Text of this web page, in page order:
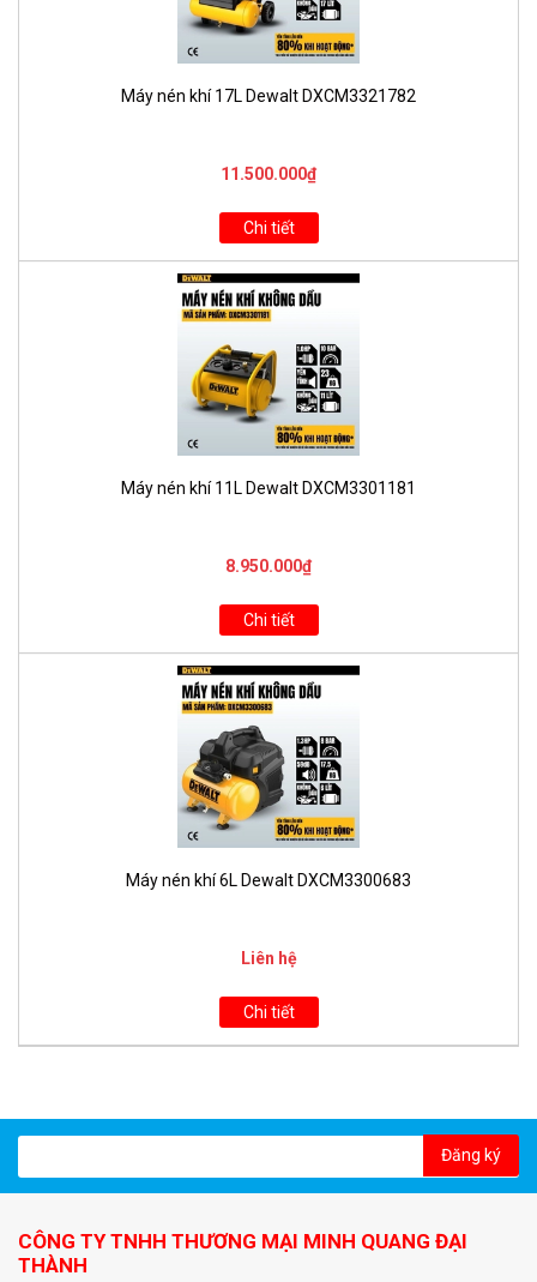
Máy nén khí 17L Dewalt DXCM3321782
11.500.000₫
Chi tiết
Máy nén khí 11L Dewalt DXCM3301181
8.950.000₫
Chi tiết
Máy nén khí 6L Dewalt DXCM3300683
Liên hệ
Chi tiết
Đăng ký
CÔNG TY TNHH THƯƠNG MẠI MINH QUANG ĐẠI
THÀNH